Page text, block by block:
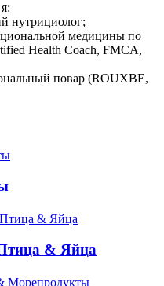
нутрициолог;
медицины по
Health Coach, FMCA,
повар (ROUXBE,
& Яйца